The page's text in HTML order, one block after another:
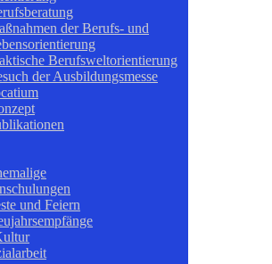
der Berufs- und
Berufsweltorientierung
der Ausbildungsmesse
und Feiern